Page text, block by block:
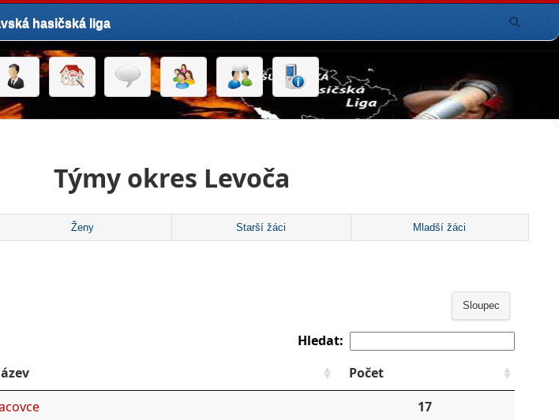
hasičská liga
Týmy okres Levoča
Ženy Starší žáci Mladší žáci
Sloupec
Hledat:
Počet
17